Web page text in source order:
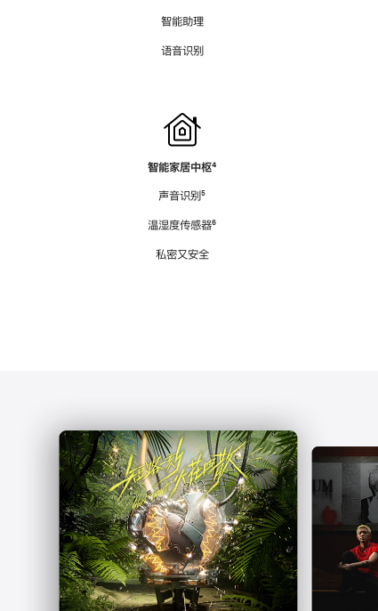
智能助理
语音识别
智能家居中枢脚
⁴
声音识别脚
⁵
温湿度传感器脚
⁶
私密又安全